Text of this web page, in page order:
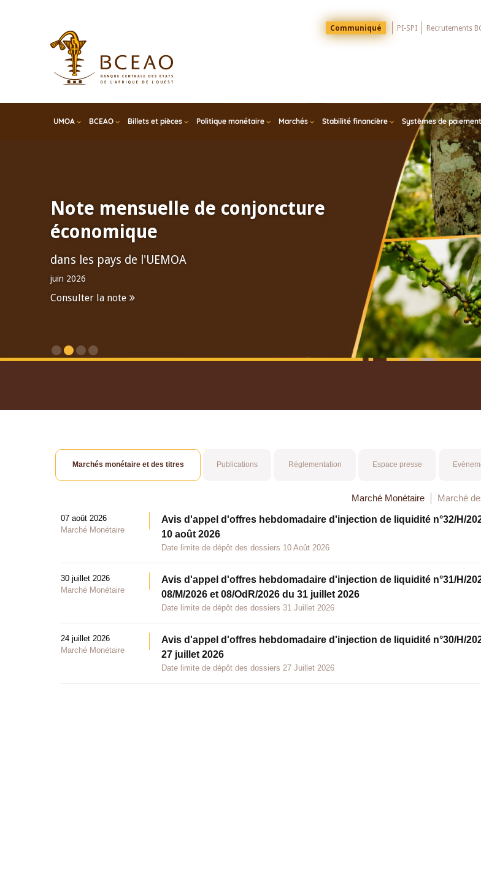
Menu
Top
Communiqué PI-SPI Recrutements
UMOA BCEAO Billets et pièces Politique monétaire Marchés Stabilité financière Systèmes de paiement
Note mensuelle de conjoncture
économique
dans les pays de l'UEMOA
juin 2026
Consulter la note
Marchés monétaire et des titres Publications Réglementation Espace presse
Marché Monétaire Marché
07 août 2026
Marché Monétaire
Avis d'appel d'offres hebdomadaire d'injection de liquidité n°32/H/
10 août 2026
Date limite de dépôt des dossiers 10 Août 2026
30 juillet 2026
Marché Monétaire
Avis d'appel d'offres hebdomadaire d'injection de liquidité n°31/H/
08/M/2026 et 08/OdR/2026 du 31 juillet 2026
Date limite de dépôt des dossiers 31 Juillet 2026
24 juillet 2026
Marché Monétaire
Avis d'appel d'offres hebdomadaire d'injection de liquidité n°30/H/
27 juillet 2026
Date limite de dépôt des dossiers 27 Juillet 2026